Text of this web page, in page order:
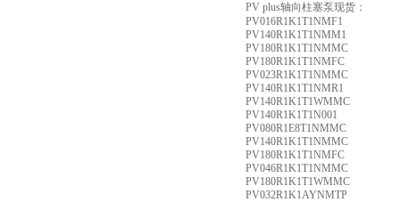
PV plus轴向柱塞泵现货：
PV016R1K1T1NMF1
PV140R1K1T1NMM1
PV180R1K1T1NMMC
PV180R1K1T1NMFC
PV023R1K1T1NMMC
PV140R1K1T1NMR1
PV140R1K1T1WMMC
PV140R1K1T1N001
PV080R1E8T1NMMC
PV140R1K1T1NMMC
PV180R1K1T1NMFC
PV046R1K1T1NMMC
PV180R1K1T1WMMC
PV032R1K1AYNMTP